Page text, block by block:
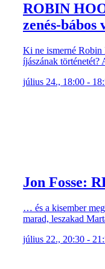
ROBIN
zenés-bábos
Ki ne ismerné Robin
íjászának történetét?
július 24., 18:00 -
Jon Fosse:
… és a kisember
marad, leszakad
július 22., 20:30 -